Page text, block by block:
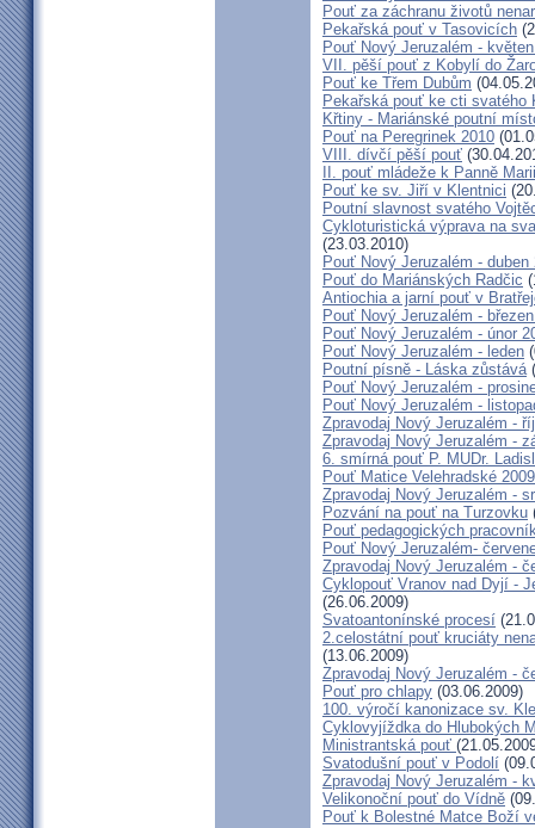
Pouť za záchranu životů
Pekařská pouť v Tasovicích
Pouť Nový Jeruzalém -
VII. pěší pouť z Kobylí do
Pouť ke Třem Dubům
Pekařská pouť ke cti svatého
Křtiny - Mariánské poutní
Pouť na Peregrinek 2010
VIII. dívčí pěší pouť
II. pouť mládeže k Panně
Pouť ke sv. Jiří v Klentnici
Poutní slavnost svatého
Cykloturistická výprava na
(23.03.2010)
Pouť Nový Jeruzalém - duben
Pouť do Mariánských Radčic
Antiochia a jarní pouť v
Pouť Nový Jeruzalém -
Pouť Nový Jeruzalém - únor
Pouť Nový Jeruzalém - leden
Poutní písně - Láska zůstává
Pouť Nový Jeruzalém -
Pouť Nový Jeruzalém -
Zpravodaj Nový Jeruzalém -
Zpravodaj Nový Jeruzalém -
6. smírná pouť P. MUDr.
Pouť Matice Velehradské 2009
Zpravodaj Nový Jeruzalém -
Pozvání na pouť na Turzovku
Pouť pedagogických
Pouť Nový Jeruzalém-
Zpravodaj Nový Jeruzalém -
Cyklopouť Vranov nad Dyjí -
(26.06.2009)
Svatoantonínské procesí
2.celostátní pouť kruciáty
(13.06.2009)
Zpravodaj Nový Jeruzalém -
Pouť pro chlapy (03.06.2009)
100. výročí kanonizace sv.
Cyklovyjíždka do Hlubokých
Ministrantská pouť
Svatodušní pouť v Podolí
Zpravodaj Nový Jeruzalém -
Velikonoční pouť do Vídně
Pouť k Bolestné Matce Boží